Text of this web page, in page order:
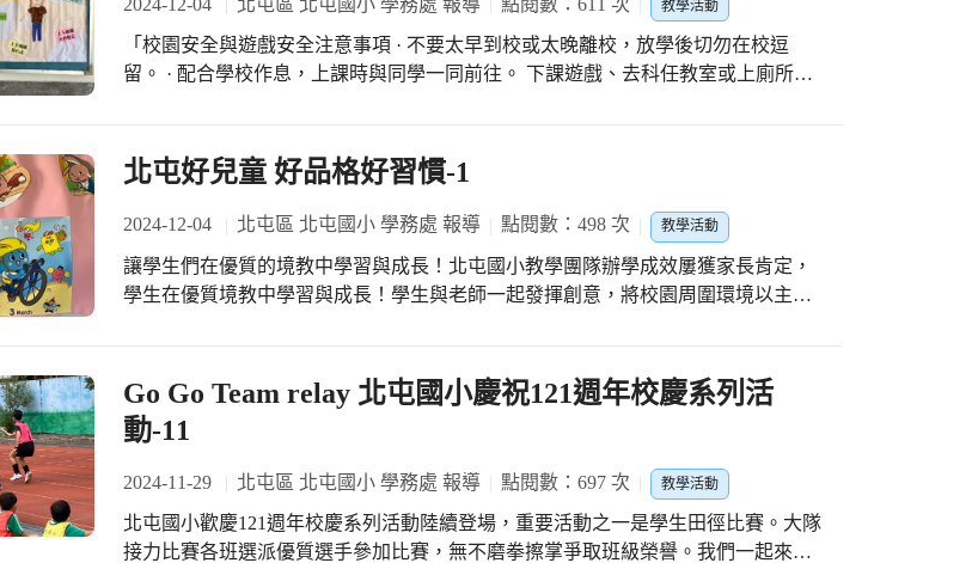
2024-12-04 北屯區 北屯國小 學務處 報導 點閱數：611 次 教學活動
「校園安全與遊戲安全注意事項 · 不要太早到校或太晚離校，放學後切勿在校逗
留。 · 配合學校作息，上課時與同學一同前往。 下課遊戲、去科任教室或上廁所
置得有條不紊。讓學生互相觀摩學習，在潛移默化中養成勤學習、愛整潔、喜運
動、有禮貌的好習慣！
北屯好兒童 好品格好習慣-1
2024-12-04 北屯區 北屯國小 學務處 報導 點閱數：498 次 教學活動
讓學生們在優質的境教中學習與成長！北屯國小教學團隊辦學成效屢獲家長肯定，
學生在優質境教中學習與成長！學生與老師一起發揮創意，將校園周圍環境以主題
Go Go Team relay 北屯國小慶祝121週年校慶系列活
動-11
2024-11-29 北屯區 北屯國小 學務處 報導 點閱數：697 次 教學活動
北屯國小歡慶121週年校慶系列活動陸續登場，重要活動之一是學生田徑比賽。大隊
接力比賽各班選派優質選手參加比賽，無不磨拳擦掌爭取班級榮譽。我們一起來為